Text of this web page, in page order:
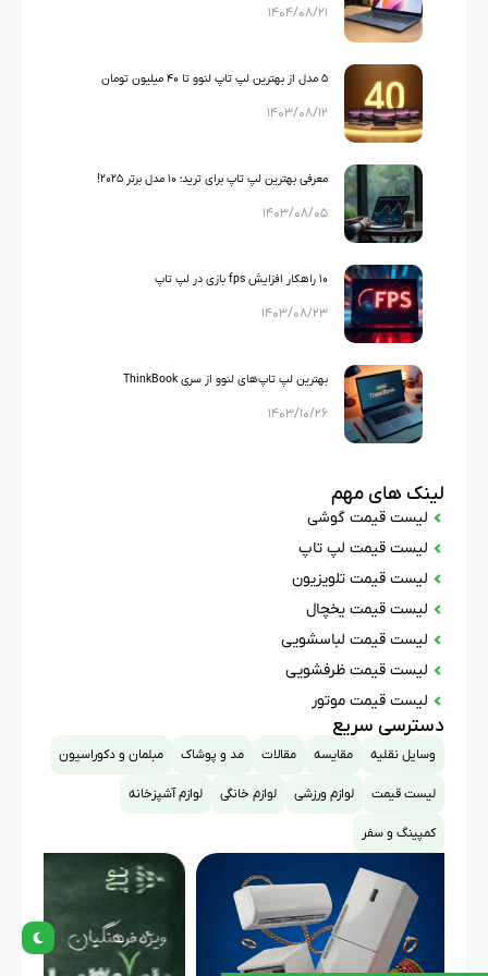
۱۴۰۴/۰۸/۲۱
۵ مدل از بهترین لپ تاپ لنوو تا ۴۰ میلیون تومان
۱۴۰۳/۰۸/۱۲
معرفی بهترین لپ تاپ برای ترید؛ ۱۰ مدل برتر ۲۰۲۵!
۱۴۰۳/۰۸/۰۵
۱۰ راهکار افزایش fps بازی در لپ تاپ
۱۴۰۳/۰۸/۲۳
بهترین لپ تاپ‌های لنوو از سری ThinkBook
۱۴۰۳/۱۰/۲۶
لینک های مهم
لیست قیمت گوشی
لیست قیمت لپ تاپ
لیست قیمت تلویزیون
لیست قیمت یخچال
لیست قیمت لباسشویی
لیست قیمت ظرفشویی
لیست قیمت موتور
دسترسی سریع
وسایل نقلیه مقایسه مقالات مد و پوشاک مبلمان و دکوراسیون
لیست قیمت لوازم ورزشی لوازم خانگی لوازم آشپزخانه
کمپینگ و سفر